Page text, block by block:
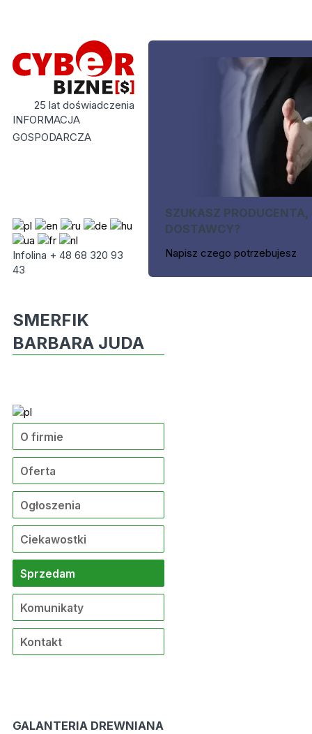
25 lat doświadczenia
INFORMACJA
GOSPODARCZA
Infolina + 48 68 320 93
43
SZUKASZ PRODUCENTA,
DOSTAWCY?
Napisz czego potrzebujesz
SMERFIK
BARBARA JUDA
O firmie
Oferta
Ogłoszenia
Ciekawostki
Sprzedam
Komunikaty
Kontakt
GALANTERIA DREWNIANA